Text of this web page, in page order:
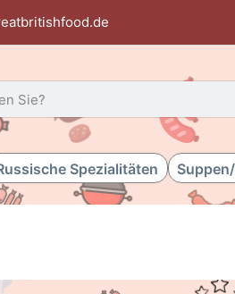
ein. Während Sie tippen,
Spezialitäten